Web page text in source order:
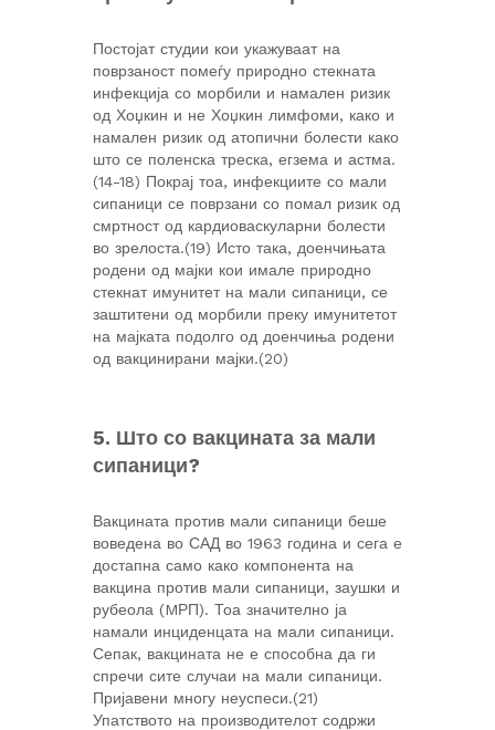
Постојат студии кои укажуваат на
поврзаност помеѓу природно стекната
инфекција со морбили и намален ризик
од Хоџкин и не Хоџкин лимфоми, како и
намален ризик од атопични болести како
што се поленска треска, егзема и астма.
(14-18) Покрај тоа, инфекциите со мали
сипаници се поврзани со помал ризик од
смртност од кардиоваскуларни болести
во зрелоста.(19) Исто така, доенчињата
родени од мајки кои имале природно
стекнат имунитет на мали сипаници, се
заштитени од морбили преку имунитетот
на мајката подолго од доенчиња родени
од вакцинирани мајки.(20)
5. Што со вакцината за мали
сипаници?
Вакцината против мали сипаници беше
воведена во САД во 1963 година и сега е
достапна само како компонента на
вакцина против мали сипаници, заушки и
рубеола (MРП). Тоа значително ја
намали инциденцата на мали сипаници.
Сепак, вакцината не е способна да ги
спречи сите случаи на мали сипаници.
Пријавени многу неуспеси.(21)
Упатството на производителот содржи